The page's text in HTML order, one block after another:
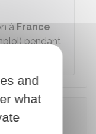
à France
pendant
CAE ?
and
what